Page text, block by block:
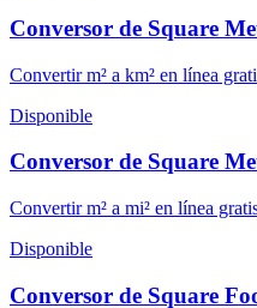
Conversor de Square
Convertir m² a km² en línea
Disponible
Conversor de Square
Convertir m² a mi² en línea
Disponible
Conversor de Square